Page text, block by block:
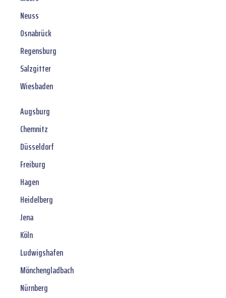
Neuss
Osnabrück
Regensburg
Salzgitter
Wiesbaden
Augsburg
Chemnitz
Düsseldorf
Freiburg
Hagen
Heidelberg
Jena
Köln
Ludwigshafen
Mönchengladbach
Nürnberg